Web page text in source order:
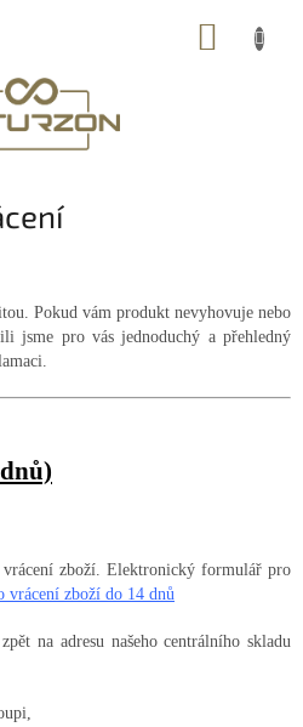
Pokud vám produkt nevyhovuje nebo
jsme pro vás jednoduchý a přehledný
zboží. Elektronický formulář pro
vrácení zboží do 14 dnů
na adresu našeho centrálního skladu